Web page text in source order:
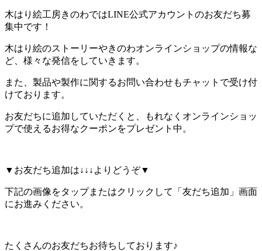
わ
木
と
と
に
暮
す。
木はり絵工房きのわではLINE公式アカウントのお友だち募
集中です！
木はり絵のストーリーやきのわオンラインショップの情報な
ど、様々な発信をしていきます。
また、製品や製作に関するお問い合わせもチャットで受け付
けております。
お友だちに追加していただくと、もれなくオンラインショッ
プで使えるお得なクーポンをプレゼント中。
▼お友だち追加は↓↓↓よりどうぞ▼
下記の画像をタップまたはクリックして「友だち追加」画面
にお進みください。
たくさんのお友だちお待ちしております♪